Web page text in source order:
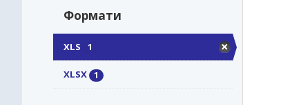
Формати
XLS 1
XLSX 1